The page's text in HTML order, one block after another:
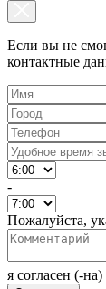
Если вы не
контактные
-
Пожалуйста,
я согласен (-на)